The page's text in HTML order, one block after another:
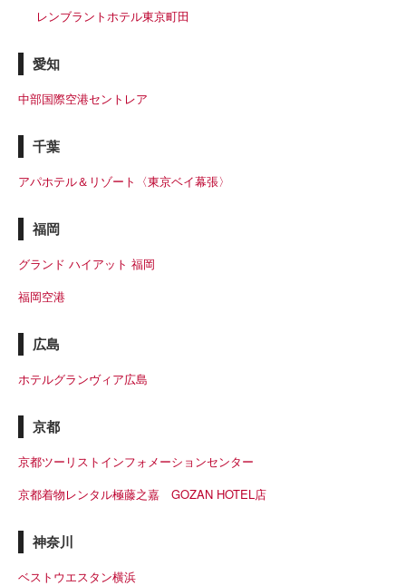
レンブラントホテル東京町田
愛知
中部国際空港セントレア
千葉
アパホテル＆リゾート〈東京ベイ幕張〉
福岡
グランド ハイアット 福岡
福岡空港
広島
ホテルグランヴィア広島
京都
京都ツーリストインフォメーションセンター
京都着物レンタル極藤之嘉 GOZAN HOTEL店
神奈川
ベストウエスタン横浜